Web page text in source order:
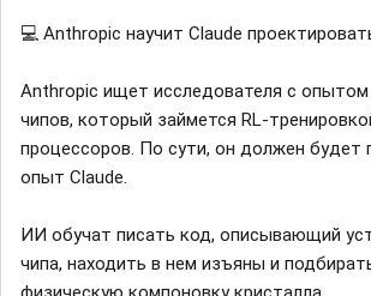
💻 Anthropic научит Claude
Anthropic ищет исследователя с опытом
чипов, который займется RL-
процессоров. По сути, он должен будет
опыт Claude.
ИИ обучат писать код, описывающий
чипа, находить в нем изъяны и